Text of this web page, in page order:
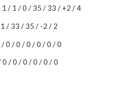
/ 1 / 0 / 35 / 33 / +2 / 4
/ 33 / 35 / -2 / 2
0 / 0 / 0 / 0 / 0 / 0
/ 0 / 0 / 0 / 0 / 0